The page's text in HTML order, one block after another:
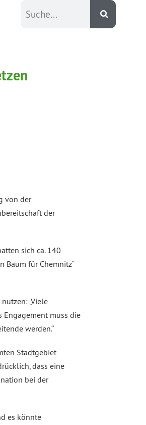
von der
der
sich ca. 140
Baum für Chemnitz“
„Viele
Engagement muss die
werden.“
Stadtgebiet
dass eine
bei der
es könnte